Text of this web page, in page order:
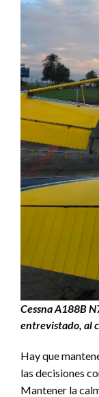
Cessna A188B
entrevistado, al
Hay que
las decisiones
Mantener la